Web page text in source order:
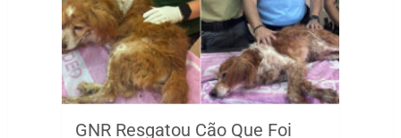
GNR Resgatou Cão Que Foi